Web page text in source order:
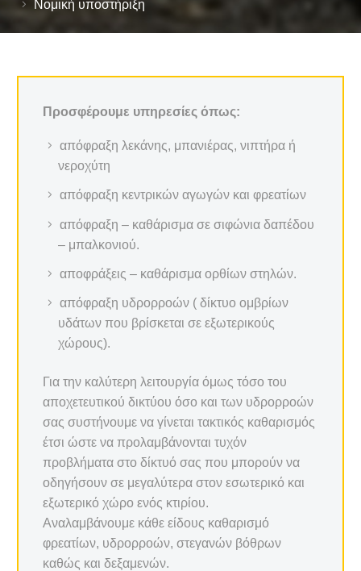
Νομική υποστήριξη
Προσφέρουμε υπηρεσίες όπως:
απόφραξη λεκάνης, μπανιέρας, νιπτήρα ή
νεροχύτη
απόφραξη κεντρικών αγωγών και φρεατίων
απόφραξη – καθάρισμα σε σιφώνια δαπέδου
– μπαλκονιού.
αποφράξεις – καθάρισμα ορθίων στηλών.
απόφραξη υδρορροών ( δίκτυο ομβρίων
υδάτων που βρίσκεται σε εξωτερικούς
χώρους).
Για την καλύτερη λειτουργία όμως τόσο του
αποχετευτικού δικτύου όσο και των υδρορροών
σας συστήνουμε να γίνεται τακτικός καθαρισμός
έτσι ώστε να προλαμβάνονται τυχόν
προβλήματα στο δίκτυό σας που μπορούν να
οδηγήσουν σε μεγαλύτερα στον εσωτερικό και
εξωτερικό χώρο ενός κτιρίου.
Αναλαμβάνουμε κάθε είδους καθαρισμό
φρεατίων, υδρορροών, στεγανών βόθρων
καθώς και δεξαμενών.